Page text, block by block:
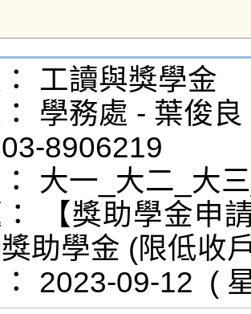
工讀與獎學金
學務處 - 葉俊
8906219
大一_大二_大
【獎助學金申
助學金 (限低收